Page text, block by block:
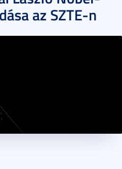
az SZTE-n